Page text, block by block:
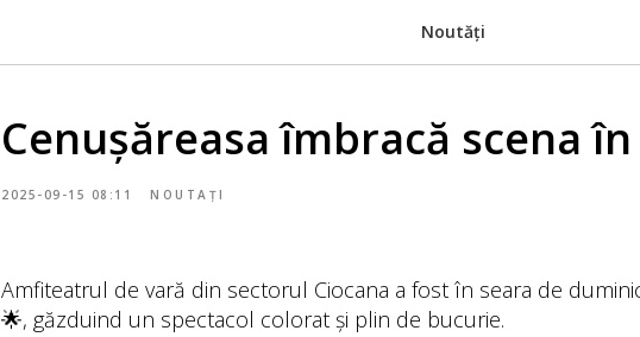
Noutăți
Cenușăreasa îmbracă scena
2025-09-15 08:11 NOUTAȚI
Amfiteatrul de vară din sectorul Ciocana a fost în seara de
🌟, găzduind un spectacol colorat și plin de bucurie.